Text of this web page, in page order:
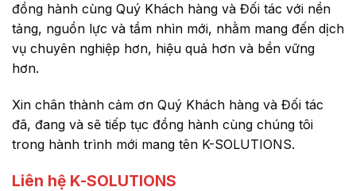
đồng hành cùng Quý Khách hàng và Đối tác với nền
tảng, nguồn lực và tầm nhìn mới, nhằm mang đến dịch
vụ chuyên nghiệp hơn, hiệu quả hơn và bền vững
hơn.
Xin chân thành cảm ơn Quý Khách hàng và Đối tác
đã, đang và sẽ tiếp tục đồng hành cùng chúng tôi
trong hành trình mới mang tên K-SOLUTIONS.
Liên hệ K-SOLUTIONS